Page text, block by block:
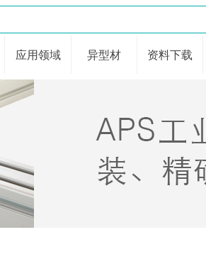
应用领域 异型材 资料下载